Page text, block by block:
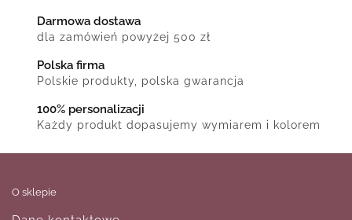
Darmowa dostawa
dla zamówień powyżej 500 zł
Polska firma
Polskie produkty, polska gwarancja
100% personalizacji
Każdy produkt dopasujemy wymiarem i kolorem
O sklepie